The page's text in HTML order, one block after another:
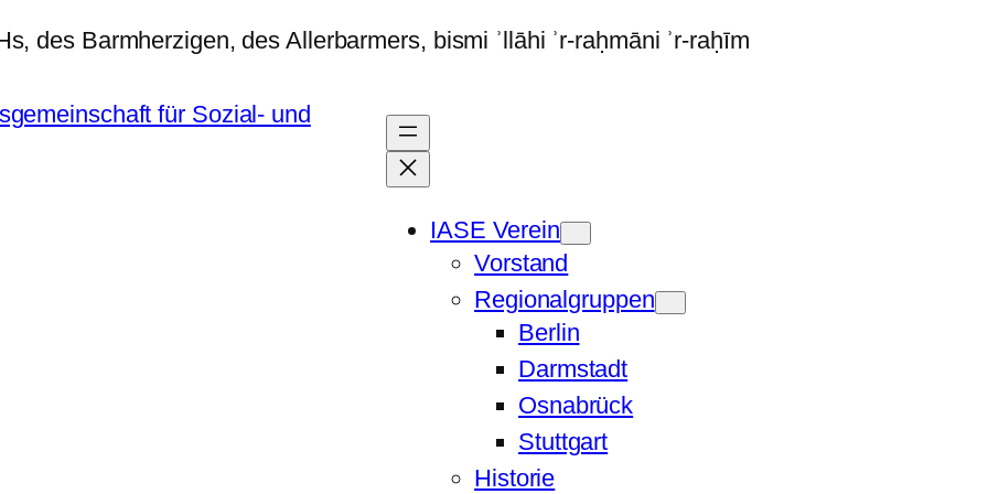
IASE Verein
Vorstand
Regionalgruppen
Berlin
Darmstadt
Osnabrück
Stuttgart
Historie